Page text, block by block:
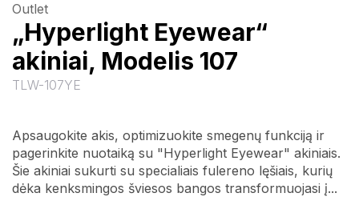
Outlet
„Hyperlight Eyewear“
akiniai, Modelis 107
TLW-107YE
Apsaugokite akis, optimizuokite smegenų funkciją ir
pagerinkite nuotaiką su "Hyperlight Eyewear" akiniais.
Šie akiniai sukurti su specialiais fulereno lęšiais, kurių
dėka kenksmingos šviesos bangos transformuojasi į...